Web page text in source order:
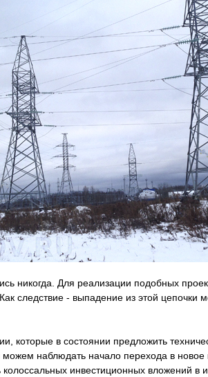
никогда. Для реализации подобных
следствие - выпадение из этой цепочки
которые в состоянии предложить
наблюдать начало перехода в новое
инвестиционных вложений в